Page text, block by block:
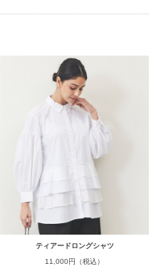
ティアードロングシャツ
11,000円（税込）